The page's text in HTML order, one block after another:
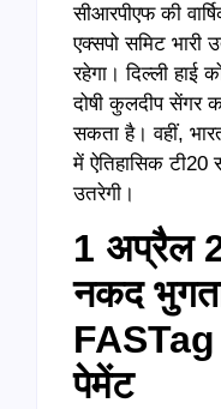
सीआरपीएफ की
एक्सपो समिट
रहेगा। दिल्ली
दोषी कुलदीप सेंगर
सकता है। वहीं,
में ऐतिहासिक टी20
उतरेगी।
1 अप्रैल
नकद
FASTag
पेमेंट